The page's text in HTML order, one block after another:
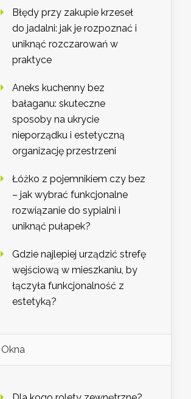
Błędy przy zakupie krzeseł
do jadalni: jak je rozpoznać i
uniknąć rozczarowań w
praktyce
Aneks kuchenny bez
bałaganu: skuteczne
sposoby na ukrycie
nieporządku i estetyczną
organizację przestrzeni
Łóżko z pojemnikiem czy bez
– jak wybrać funkcjonalne
rozwiązanie do sypialni i
uniknąć pułapek?
Gdzie najlepiej urządzić strefę
wejściową w mieszkaniu, by
łączyła funkcjonalność z
estetyką?
Okna